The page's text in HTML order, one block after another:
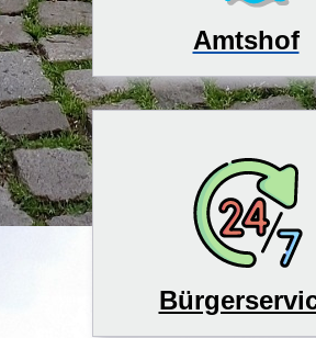
Amtshof